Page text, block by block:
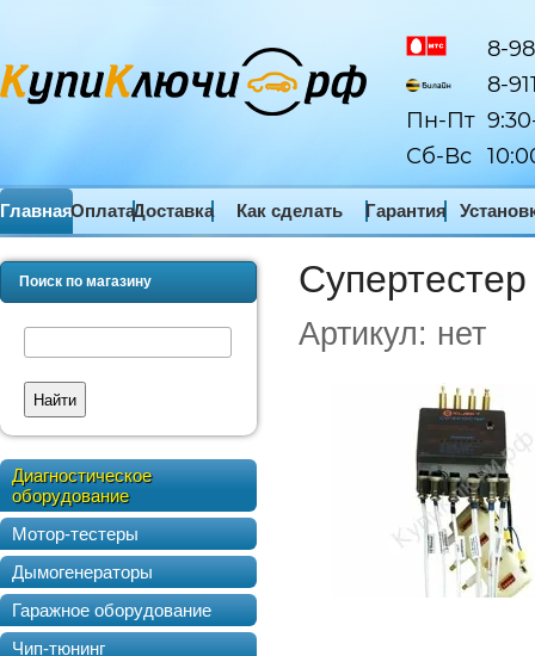
ГлавнаяОплатаДоставка Как сделать Гарантия
8-
8-
Пн-Пт
Сб-Вс
Поиск по магазину
Найти
Диагностическое
оборудование
Мотор-тестеры
Дымогенераторы
Гаражное оборудование
Чип-тюнинг
Артикул: нет